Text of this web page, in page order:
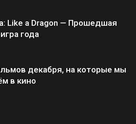
Like a Dragon — Прошедшая
года
декабря, на которые мы
в кино